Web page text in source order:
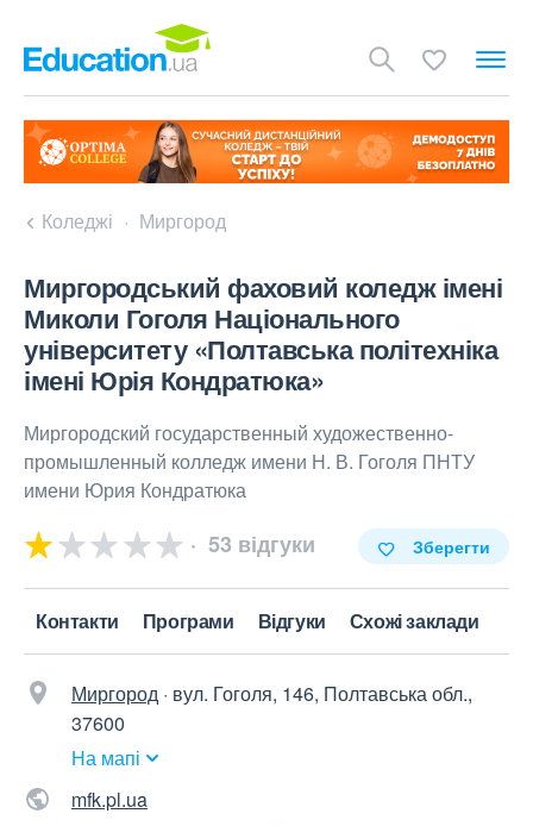
Коледжі Миргород
Миргородський фаховий коледж імені
Миколи Гоголя Національного
університету «Полтавська політехніка
імені Юрія Кондратюка»
Миргородский государственный художественно-
промышленный колледж имени Н. В. Гоголя ПНТУ
имени Юрия Кондратюка
53 відгуки Зберегти
Контакти Програми Відгуки Схожі заклади
Миргород · вул. Гоголя, 146, Полтавська обл.,
37600
На мапі
mfk.pl.ua